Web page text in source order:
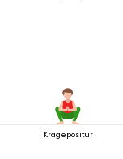
Kragepositur